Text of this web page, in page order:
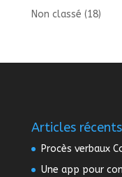
Non classé (18)
Articles récents
Procès verbaux
Une app pour